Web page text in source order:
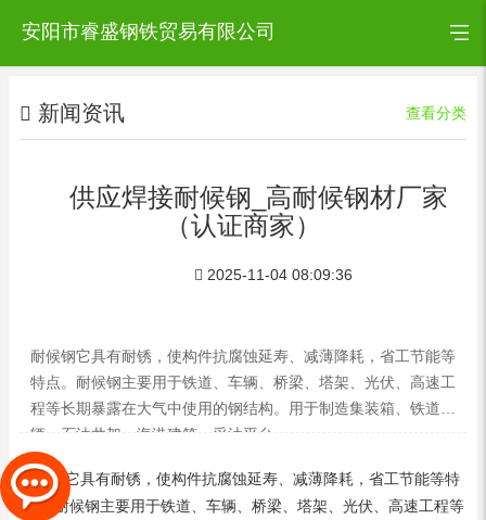
安阳市睿盛钢铁贸易有限公司
新闻资讯 查看分类
供应焊接耐候钢_高耐候钢材厂家
（认证商家）
2025-11-04 08:09:36
耐候钢它具有耐锈，使构件抗腐蚀延寿、减薄降耗，省工节能等
特点。耐候钢主要用于铁道、车辆、桥梁、塔架、光伏、高速工
程等长期暴露在大气中使用的钢结构。用于制造集装箱、铁道车
辆、石油井架、海港建筑、采油平台
耐候钢它具有耐锈，使构件抗腐蚀延寿、减薄降耗，省工节能等特
点。 耐候钢主要用于铁道、车辆、桥梁、塔架、光伏、高速工程等